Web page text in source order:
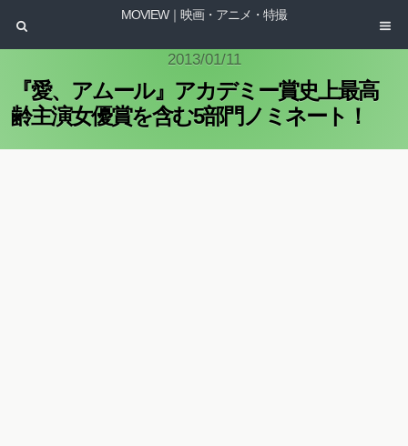
MOVIEW｜映画・アニメ・特撮
2013/01/11
『愛、アムール』アカデミー賞史上最高
齢主演女優賞を含む5部門ノミネート！